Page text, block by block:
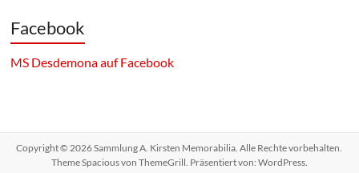
Facebook
MS Desdemona auf Facebook
Copyright © 2026Sammlung A. Kirsten Memorabilia. Alle Rechte vorbehalten.
ThemeSpaciousvon ThemeGrill. Präsentiert von: WordPress.